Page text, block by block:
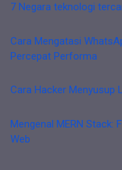
7 Negara teknologi
Cara Mengatasi
Percepat Performa
Cara Hacker Menyusup
Mengenal MERN Stack:
Web